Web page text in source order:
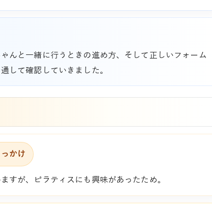
んと一緒に行うときの進め方、そして正しいフォーム
して確認していきました。
かけ
すが、ピラティスにも興味があったため。